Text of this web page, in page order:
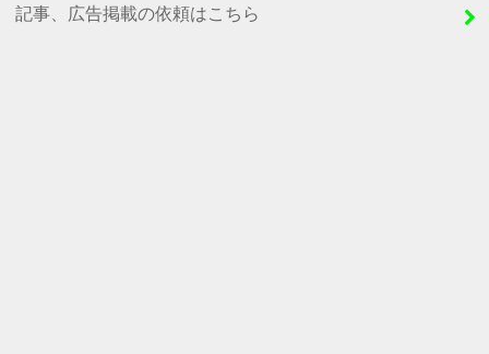
記事、広告掲載の依頼はこちら